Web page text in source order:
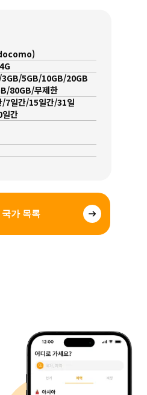
5GB/10GB/20GB
80GB/무제한
/7일간/15일간/31일
간
가 목록